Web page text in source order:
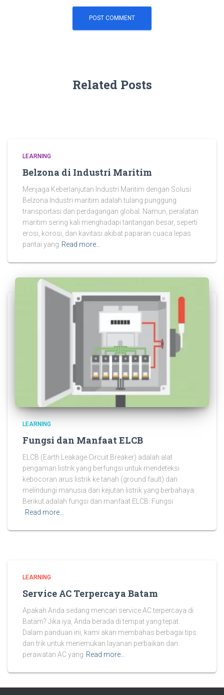
Related Posts
LEARNING
Belzona di Industri Maritim
Menjaga Keberlanjutan Industri Maritim dengan Solusi
Belzona Industri maritim adalah tulang punggung
transportasi dan perdagangan global. Namun, peralatan
maritim sering kali menghadapi tantangan besar, seperti
erosi, korosi, dan kavitasi akibat paparan cuaca lepas
pantai yang Read more…
LEARNING
Fungsi dan Manfaat ELCB
ELCB (Earth Leakage Circuit Breaker) adalah alat
pengaman listrik yang berfungsi untuk mendeteksi
kebocoran arus listrik ke tanah (ground fault) dan
melindungi manusia dari kejutan listrik yang berbahaya.
Berikut adalah fungsi dan manfaat ELCB: Fungsi
Read more…
LEARNING
Service AC Terpercaya Batam
Apakah Anda sedang mencari service AC terpercaya di
Batam? Jika iya, Anda berada di tempat yang tepat.
Dalam panduan ini, kami akan membahas berbagai tips
dan trik untuk menemukan layanan perbaikan dan
perawatan AC yang Read more…